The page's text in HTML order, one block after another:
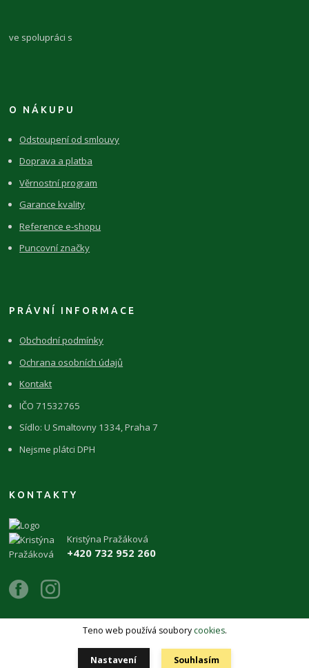
ve spolupráci s
O NÁKUPU
Odstoupení od smlouvy
Doprava a platba
Věrnostní program
Garance kvality
Reference e-shopu
Puncovní značky
PRÁVNÍ INFORMACE
Obchodní podmínky
Ochrana osobních údajů
Kontakt
IČO 71532765
Sídlo: U Smaltovny 1334, Praha 7
Nejsme plátci DPH
KONTAKTY
Kristýna Pražáková
+420 732 952 260
Copyright 2026 © ŽIVÉKAMENY Kristýna Pražáková
Teno web používá soubory cookies.
Nastavení Souhlasím